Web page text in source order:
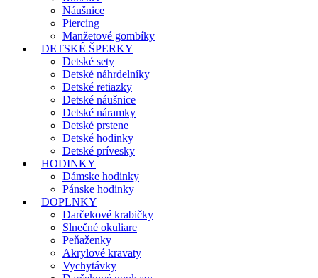
Náušnice
Piercing
Manžetové gombíky
DETSKÉ ŠPERKY
Detské sety
Detské náhrdelníky
Detské retiazky
Detské náušnice
Detské náramky
Detské prstene
Detské hodinky
Detské prívesky
HODINKY
Dámske hodinky
Pánske hodinky
DOPLNKY
Darčekové krabičky
Slnečné okuliare
Peňaženky
Akrylové kravaty
Vychytávky